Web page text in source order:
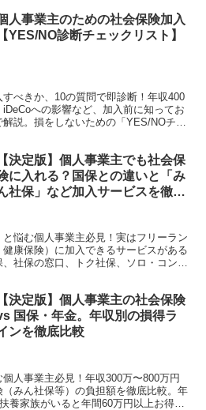
人事業主のための社会保険加入
【YES/NO診断チェックリスト】
べきか、10の質問で即診断！年収400
への影響など、加入前に知ってお
説。損をしないための「YES/NOチェ
【決定版】個人事業主でも社会保
に入れる？国保との違いと「み
社保」など加入サービスを徹底
悩む個人事業主必見！実はフリーラン
康保険）に加入できるサービスがある
社保の窓口、トク社保、ソロ・コンシ
【決定版】個人事業主の社会保険
国保・年金。年収別の損得ラ
ンを徹底比較
人事業主必見！年収300万〜800万円
みん社保等）の負担額を徹底比較。年
養家族がいると年間60万円以上お得